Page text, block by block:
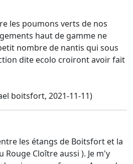
les poumons verts de nos
haut de gamme ne
nombre de nantis qui sous
dite ecolo croiront avoir fait
boitsfort, 2021-11-11)
les étangs de Boitsfort et la
Cloître aussi ). Je m'y